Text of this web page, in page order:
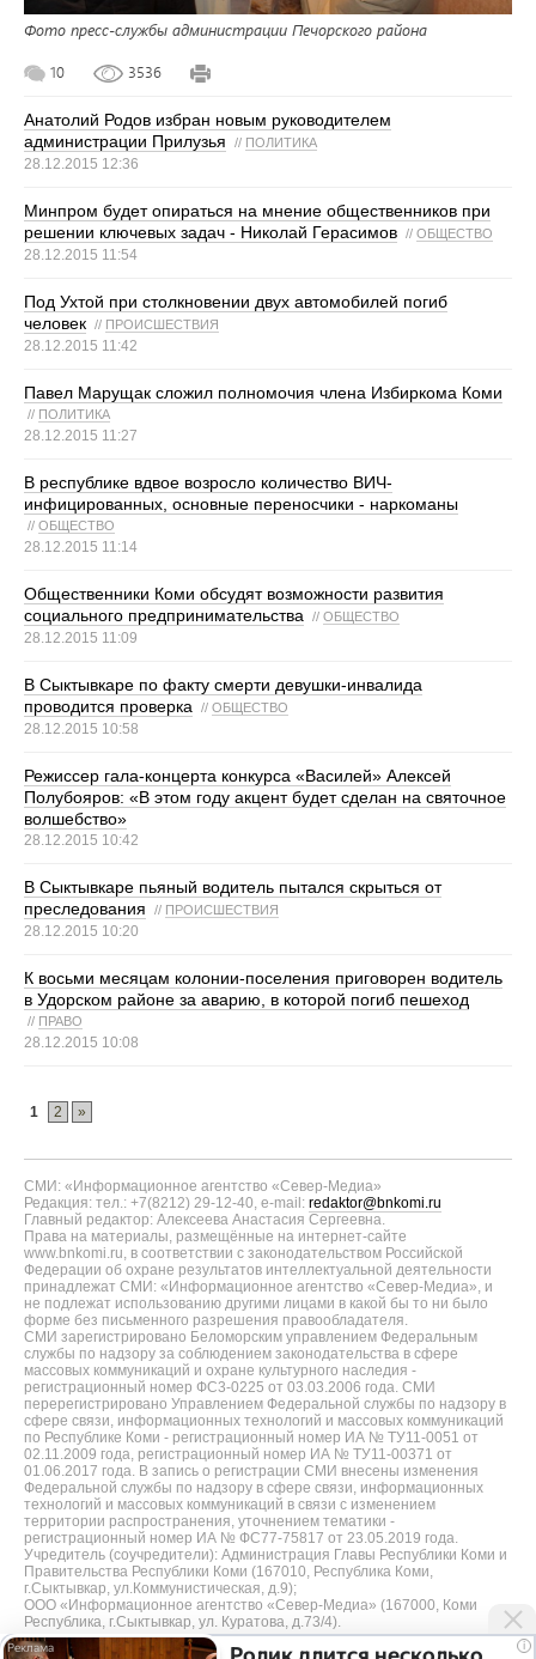
Фото пресс-службы администрации Печорского района
10 3536
Анатолий Родов избран новым руководителем
администрации Прилузья
// ПОЛИТИКА
28.12.2015 12:36
Минпром будет опираться на мнение общественников при
решении ключевых задач - Николай Герасимов // ОБЩЕСТВО
28.12.2015 11:54
Под Ухтой при столкновении двух автомобилей погиб
человек // ПРОИСШЕСТВИЯ
28.12.2015 11:42
Павел Марущак сложил полномочия члена Избиркома Коми
// ПОЛИТИКА
28.12.2015 11:27
В республике вдвое возросло количество ВИЧ-
инфицированных, основные переносчики - наркоманы
// ОБЩЕСТВО
28.12.2015 11:14
Общественники Коми обсудят возможности развития
социального предпринимательства
// ОБЩЕСТВО
28.12.2015 11:09
В Сыктывкаре по факту смерти девушки-инвалида
проводится проверка
// ОБЩЕСТВО
28.12.2015 10:58
Режиссер гала-концерта конкурса «Василей» Алексей
Полубояров: «В этом году акцент будет сделан на святочное
волшебство»
28.12.2015 10:42
В Сыктывкаре пьяный водитель пытался скрыться от
преследования
// ПРОИСШЕСТВИЯ
28.12.2015 10:20
К восьми месяцам колонии-поселения приговорен водитель
в Удорском районе за аварию, в которой погиб пешеход
// ПРАВО
28.12.2015 10:08
1 2 »
СМИ: «Информационное агентство «Север-Медиа»
Редакция: тел.: +7(8212) 29-12-40, e-mail: redaktor@bnkomi.ru
Главный редактор: Алексеева Анастасия Сергеевна.
Права на материалы, размещённые на интернет-сайте
www.bnkomi.ru, в соответствии с законодательством Российской
Федерации об охране результатов интеллектуальной деятельности
принадлежат СМИ: «Информационное агентство «Север-Медиа», и
не подлежат использованию другими лицами в какой бы то ни было
форме без письменного разрешения правообладателя.
СМИ зарегистрировано Беломорским управлением Федеральным
службы по надзору за соблюдением законодательства в сфере
массовых коммуникаций и охране культурного наследия -
регистрационный номер ФС3-0225 от 03.03.2006 года. СМИ
перерегистрировано Управлением Федеральной службы по надзору в
сфере связи, информационных технологий и массовых коммуникаций
по Республике Коми - регистрационный номер ИА № ТУ11-0051 от
02.11.2009 года, регистрационный номер ИА № ТУ11-00371 от
01.06.2017 года. В запись о регистрации СМИ внесены изменения
Федеральной службы по надзору в сфере связи, информационных
технологий и массовых коммуникаций в связи с изменением
территории распространения, уточнением тематики -
регистрационный номер ИА № ФС77-75817 от 23.05.2019 года.
Учредитель (соучредители): Администрация Главы Республики Коми и
Правительства Республики Коми (167010, Республика Коми,
г.Сыктывкар, ул.Коммунистическая, д.9);
ООО «Информационное агентство «Север-Медиа» (167000, Коми
Республика, г.Сыктывкар, ул. Куратова, д.73/4).
Разработка сайта — web-студия «Цифровой Век»
i